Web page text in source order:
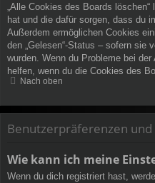
„Alle Cookies des Boards
hat und die dafür sorgen, dass du
Außerdem ermöglichen Cookies
den „Gelesen“-Status – sofern sie
wurden. Wenn du Probleme bei
helfen, wenn du die Cookies des
Nach oben
Benutzerpräferenzen
Wie kann ich meine
Wenn du dich registriert hast,